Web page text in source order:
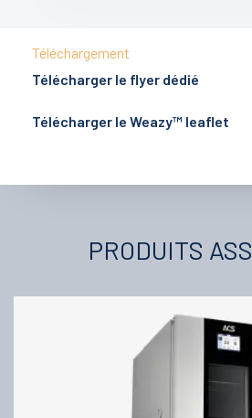
Téléchargement
Télécharger le flyer dédié
Télécharger le Weazy™ leaflet
PRODUITS